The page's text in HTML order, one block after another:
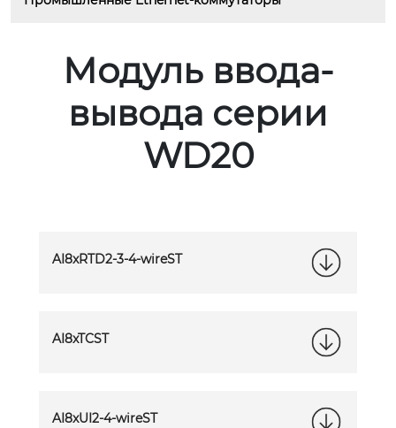
Модуль ввода-
вывода серии
WD20
AI8xRTD2-3-4-wireST
AI8xTCST
AI8xUI2-4-wireST